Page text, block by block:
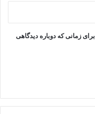
زمانی که دوباره دیدگاهی